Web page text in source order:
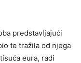
predstavljajući
te tražila od njega
eura, radi